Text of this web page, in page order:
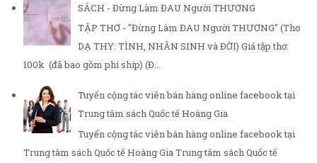
SÁCH - Đừng Làm ĐAU Người THƯƠNG
TẬP THƠ - "Đừng Làm ĐAU Người THƯƠNG" (Thơ
DẠ THY: TÌNH, NHÂN SINH và ĐỜI) Giá tập thơ:
100k (đã bao gồm phí ship) (Đ...
Tuyển cộng tác viên bán hàng online facebook tại
Trung tâm sách Quốc tế Hoàng Gia
Tuyển cộng tác viên bán hàng online facebook tại
Trung tâm sách Quốc tế Hoàng Gia Trung tâm sách Quốc tế